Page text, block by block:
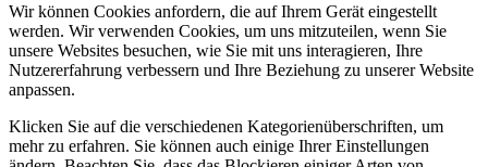
Wir können Cookies anfordern, die auf Ihrem Gerät eingestellt
werden. Wir verwenden Cookies, um uns mitzuteilen, wenn Sie
unsere Websites besuchen, wie Sie mit uns interagieren, Ihre
Nutzererfahrung verbessern und Ihre Beziehung zu unserer Website
anpassen.
Klicken Sie auf die verschiedenen Kategorienüberschriften, um
mehr zu erfahren. Sie können auch einige Ihrer Einstellungen